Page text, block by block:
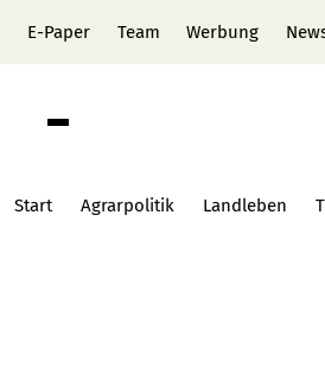
E-Paper Team Werbung
Start Agrarpolitik Landleben